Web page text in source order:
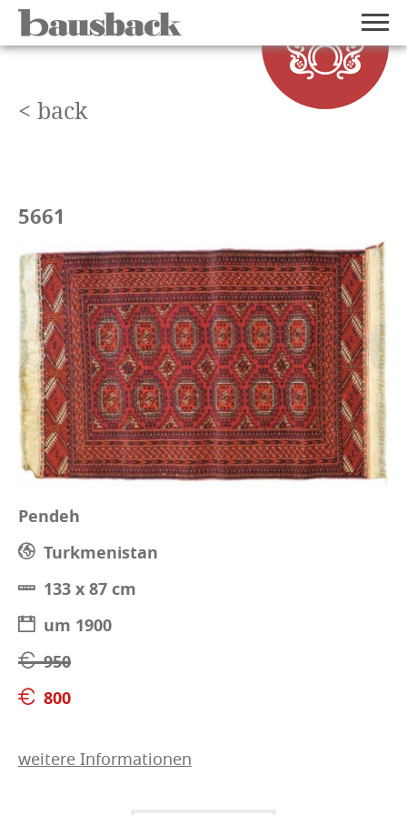
< back
5661
Pendeh
Turkmenistan
133 x 87 cm
um 1900
950
800
weitere Informationen